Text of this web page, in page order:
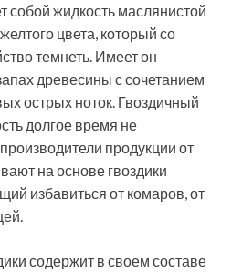
собой жидкость маслянистой
цвета, который со
темнеть. Имеет он
древесины с сочетанием
острых ноток. Гвоздичный
долгое время не
продукции от
на основе гвоздики
избавиться от комаров, от
содержит в своем составе